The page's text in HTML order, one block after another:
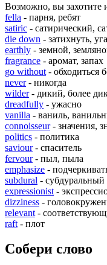
Возможно, вы захотите
fella - парня, ребят
satiric - сатирический,
die down - затихнуть,
earthly - земной,
fragrance - аромат, запах
go without - обходиться
never- никогда
wilder- дикий, более
dreadfully - ужасно
vanilla - ваниль,
connoisseur- значения,
politics - политика
saviour- спаситель
fervour- пыл, пыла
emphasize -
subdural - субдуральный
expressionist -
dizziness -
relevant -
raft - плот
Собери слово